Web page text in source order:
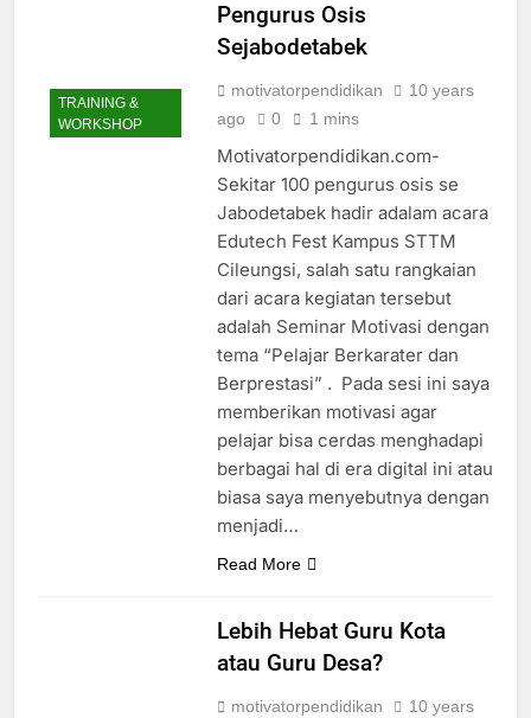
TRAINING &
WORKSHOP
Pengurus Osis
Sejabodetabek
motivatorpendidikan
10 years
ago
0 1 mins
Motivatorpendidikan.com-
Sekitar 100 pengurus osis se
Jabodetabek hadir adalam acara
Edutech Fest Kampus STTM
Cileungsi, salah satu rangkaian
dari acara kegiatan tersebut
adalah Seminar Motivasi dengan
tema “Pelajar Berkarater dan
Berprestasi” . Pada sesi ini saya
memberikan motivasi agar
pelajar bisa cerdas menghadapi
berbagai hal di era digital ini atau
biasa saya menyebutnya dengan
menjadi…
Read More
Lebih Hebat Guru Kota
atau Guru Desa?
motivatorpendidikan 10 years